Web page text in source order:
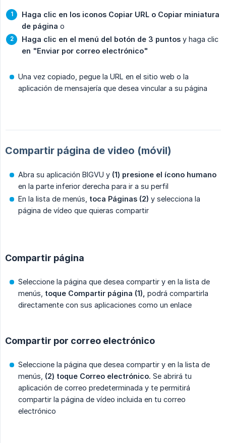
Haga clic en los iconos Copiar URL o Copiar miniatura
de página o
Haga clic en el menú del botón de 3 puntos y haga clic
en "Enviar por correo electrónico"
Una vez copiado, pegue la URL en el sitio web o la
aplicación de mensajería que desea vincular a su página
Compartir página de video (móvil)
Abra su aplicación BIGVU y (1) presione el ícono humano
en la parte inferior derecha para ir a su perfil
En la lista de menús, toca Páginas (2) y selecciona la
página de vídeo que quieras compartir
Compartir página
Seleccione la página que desea compartir y en la lista de
menús, toque Compartir página (1), podrá compartirla
directamente con sus aplicaciones como un enlace
Compartir por correo electrónico
Seleccione la página que desea compartir y en la lista de
menús, (2) toque Correo electrónico. Se abrirá tu
aplicación de correo predeterminada y te permitirá
compartir la página de vídeo incluida en tu correo
electrónico